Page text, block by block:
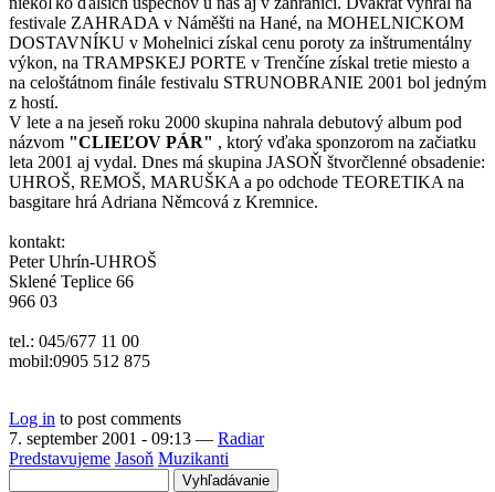
festivale ZAHRADA v Náměšti na Hané, na MOHELNICKOM
DOSTAVNÍKU v Mohelnici získal cenu poroty za inštrumentálny
výkon, na TRAMPSKEJ PORTE v Trenčíne získal tretie miesto a
na celoštátnom finále festivalu STRUNOBRANIE 2001 bol jedným
z hostí.
V lete a na jeseň roku 2000 skupina nahrala debutový album pod
názvom "CLIEĽOV PÁR" , ktorý vďaka sponzorom na začiatku
leta 2001 aj vydal. Dnes má skupina JASOŇ štvorčlenné obsadenie:
UHROŠ, REMOŠ, MARUŠKA a po odchode TEORETIKA na
basgitare hrá Adriana Němcová z Kremnice.
kontakt:
Peter Uhrín-UHROŠ
Sklené Teplice 66
966 03
tel.: 045/677 11 00
mobil:0905 512 875
Log in to post comments
7. september 2001 - 09:13 — Radiar
Predstavujeme Jasoň Muzikanti